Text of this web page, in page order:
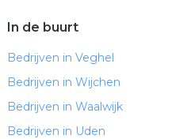
In de buurt
Bedrijven in Veghel
Bedrijven in Wijchen
Bedrijven in Waalwijk
Bedrijven in Uden